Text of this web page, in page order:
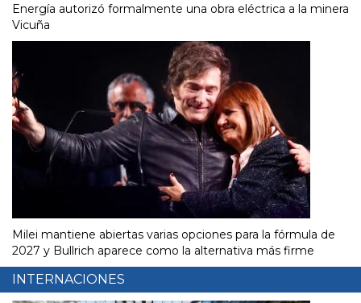
Energía autorizó formalmente una obra eléctrica a la minera
Vicuña
Milei mantiene abiertas varias opciones para la fórmula de
2027 y Bullrich aparece como la alternativa más firme
INTERNACIONES